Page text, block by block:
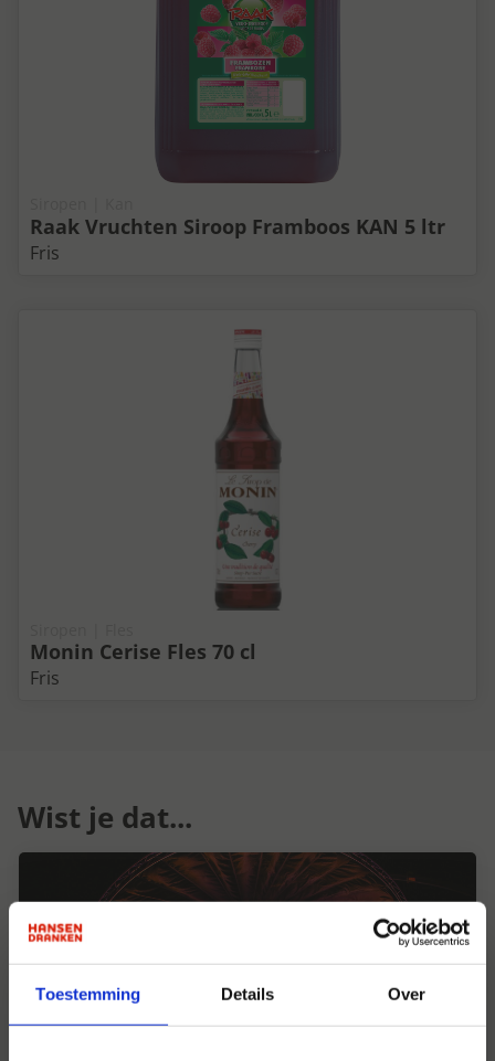
Toestemming Details Over
Raak Vruchten Siroop Framboos KAN 5 ltr
Fris
Monin Cerise Fles 70 cl
Fris
Wist je dat...